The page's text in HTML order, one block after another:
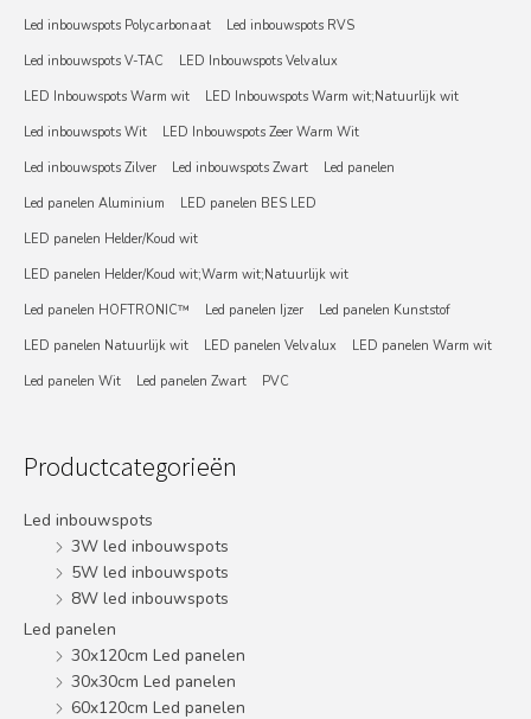
Led inbouwspots Polycarbonaat
Led inbouwspots RVS
Led inbouwspots V-TAC
LED Inbouwspots Velvalux
LED Inbouwspots Warm wit
LED Inbouwspots Warm wit;Natuurlijk wit
Led inbouwspots Wit
LED Inbouwspots Zeer Warm Wit
Led inbouwspots Zilver
Led inbouwspots Zwart
Led panelen
Led panelen Aluminium
LED panelen BES LED
LED panelen Helder/Koud wit
LED panelen Helder/Koud wit;Warm wit;Natuurlijk wit
Led panelen HOFTRONIC™
Led panelen Ijzer
Led panelen Kunststof
LED panelen Natuurlijk wit
LED panelen Velvalux
LED panelen Warm wit
Led panelen Wit
Led panelen Zwart PVC
Productcategorieën
Led inbouwspots
3W led inbouwspots
5W led inbouwspots
8W led inbouwspots
Led panelen
30x120cm Led panelen
30x30cm Led panelen
60x120cm Led panelen